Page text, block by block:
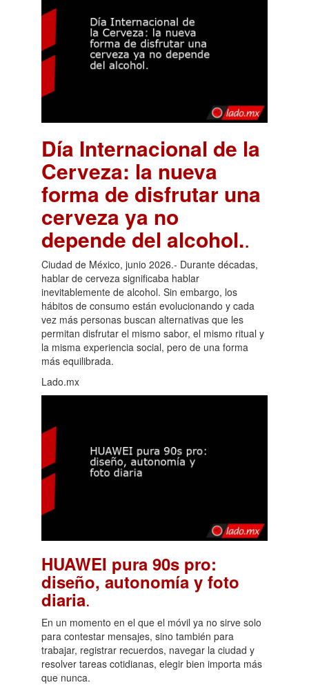
Día Internacional de la
Cerveza: la nueva
forma de disfrutar una
cerveza ya no
depende del alcohol..
Ciudad de México, junio 2026.- Durante décadas,
hablar de cerveza significaba hablar
inevitablemente de alcohol. Sin embargo, los
hábitos de consumo están evolucionando y cada
vez más personas buscan alternativas que les
permitan disfrutar el mismo sabor, el mismo ritual y
la misma experiencia social, pero de una forma
más equilibrada.
Lado.mx
HUAWEI pura 90s pro:
diseño, autonomía y foto
diaria.
En un momento en el que el móvil ya no sirve solo
para contestar mensajes, sino también para
trabajar, registrar recuerdos, navegar la ciudad y
resolver tareas cotidianas, elegir bien importa más
que nunca.